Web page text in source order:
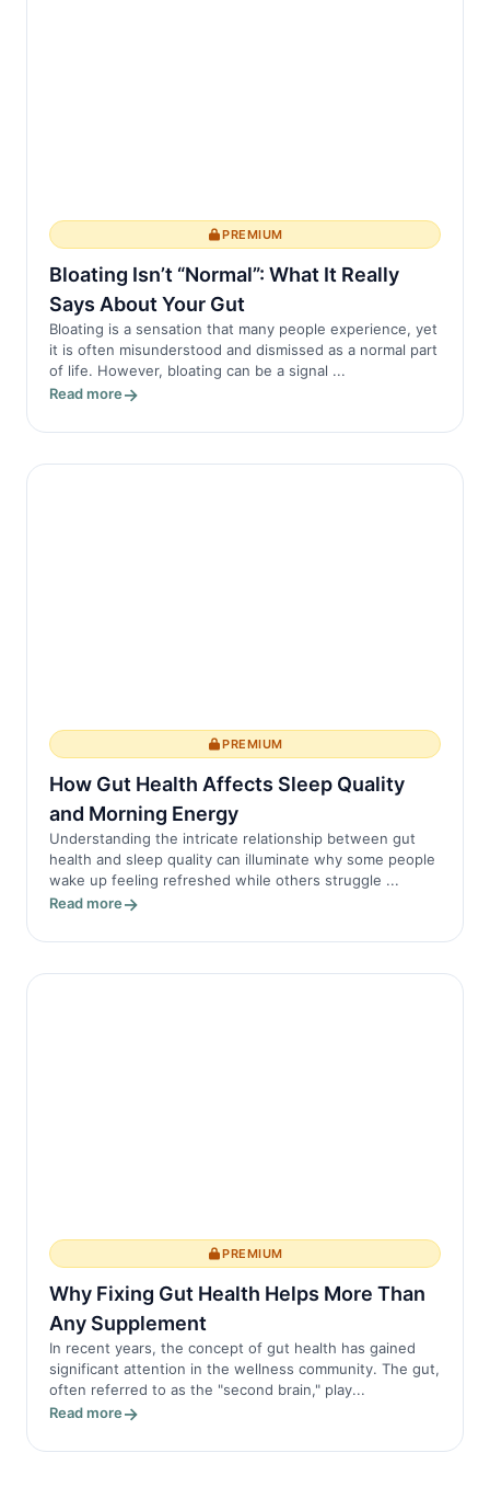
PREMIUM
Bloating Isn’t “Normal”: What It Really
Says About Your Gut
Bloating is a sensation that many people experience, yet
it is often misunderstood and dismissed as a normal part
of life. However, bloating can be a signal ...
Read more
PREMIUM
How Gut Health Affects Sleep Quality
and Morning Energy
Understanding the intricate relationship between gut
health and sleep quality can illuminate why some people
wake up feeling refreshed while others struggle ...
Read more
PREMIUM
Why Fixing Gut Health Helps More Than
Any Supplement
In recent years, the concept of gut health has gained
significant attention in the wellness community. The gut,
often referred to as the "second brain," play...
Read more